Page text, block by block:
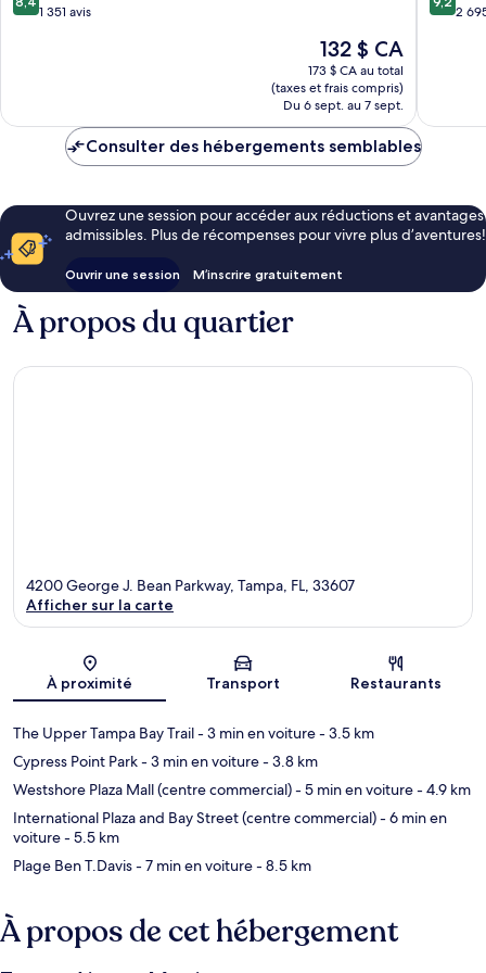
IHG
sur 1 351 avis
Le
prix
est
de
132 $ CA
132 $ CA
173 $ CA au total
(taxes et frais compris)
Du 6 sept. au 7 sept.
sur 2
Consulter des hébergements semblables
Ouvrez une session pour accéder aux réductions et avantages
admissibles. Plus de récompenses pour vivre plus d’aventures!
Ouvrir une session M’inscrire gratuitement
À propos du quartier
Carte
4200 George J. Bean Parkway, Tampa, FL, 33607
Afficher sur la carte
À proximité Transport Restaurants
The Upper Tampa Bay Trail- 3 min en voiture- 3.5 km
Cypress Point Park- 3 min en voiture- 3.8 km
Westshore Plaza Mall (centre commercial)- 5 min en voiture- 4.9 km
International Plaza and Bay Street (centre commercial)- 6 min en
voiture- 5.5 km
Plage Ben T.Davis- 7 min en voiture- 8.5 km
À propos de cet hébergement